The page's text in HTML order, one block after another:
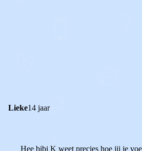
Lieke14 jaar
Hee bibi K weet precies hoe jij je